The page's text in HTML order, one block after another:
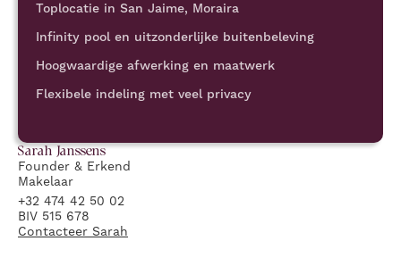
Toplocatie in San Jaime, Moraira
Infinity pool en uitzonderlijke buitenbeleving
Hoogwaardige afwerking en maatwerk
Flexibele indeling met veel privacy
Sarah Janssens
Founder & Erkend
Makelaar
+32 474 42 50 02
BIV 515 678
Contacteer Sarah